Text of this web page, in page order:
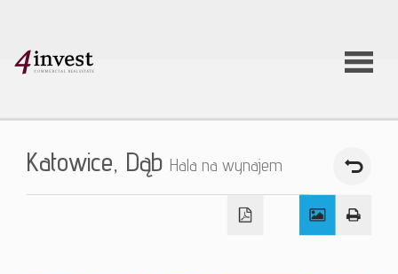
O firmie
Katowice, Dąb Hala na wynajem